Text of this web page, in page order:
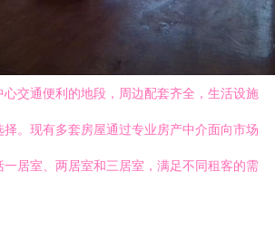
心交通便利的地段，周边配套齐全，生活设施
。现有多套房屋通过专业房产中介面向市场
居室、两居室和三居室，满足不同租客的需